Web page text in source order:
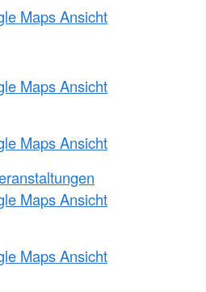
Maps Ansicht
Maps Ansicht
Maps Ansicht
Maps Ansicht
Maps Ansicht